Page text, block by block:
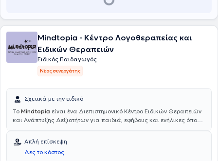
Mindtopia - Κέντρο Λογοθεραπείας και
Ειδικών Θεραπειών
Ειδικός Παιδαγωγός
Νέος συνεργάτης
Σχετικά με την ειδικό
To Mindtopia είναι ένα Διεπιστημονικό Κέντρο Ειδικών Θεραπειών
και Ανάπτυξης Δεξιοτήτων για παιδιά, εφήβους και ενήλικες όπου η
Προσφέρονται υπηρεσίες Ειδικού Παιδαγωγού με εξατομικευμένα
εκπαιδευτικά προγράμματα για παιδιά με μαθησιακές δυσκολίες,
υποστηρίζοντας την ανάπτυξη κοινωνικών και συναισθηματικών
Απλή επίσκεψη
Δες το κόστος